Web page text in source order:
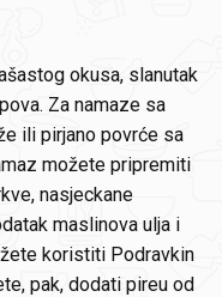
okusa, slanutak
Za namaze sa
ili pirjano povrće sa
možete pripremiti
nasjeckane
maslinova ulja i
koristiti Podravkin
pak, dodati pireu od